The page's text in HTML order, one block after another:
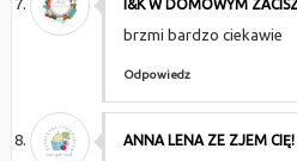
I&K W DOMOWYM
brzmi bardzo ciekawie
Odpowiedz
ANNA LENA ZE ZJEM CIĘ!